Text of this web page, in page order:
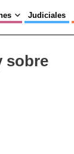
Judiciales
sobre